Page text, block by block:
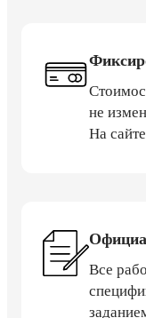
не
На
Все